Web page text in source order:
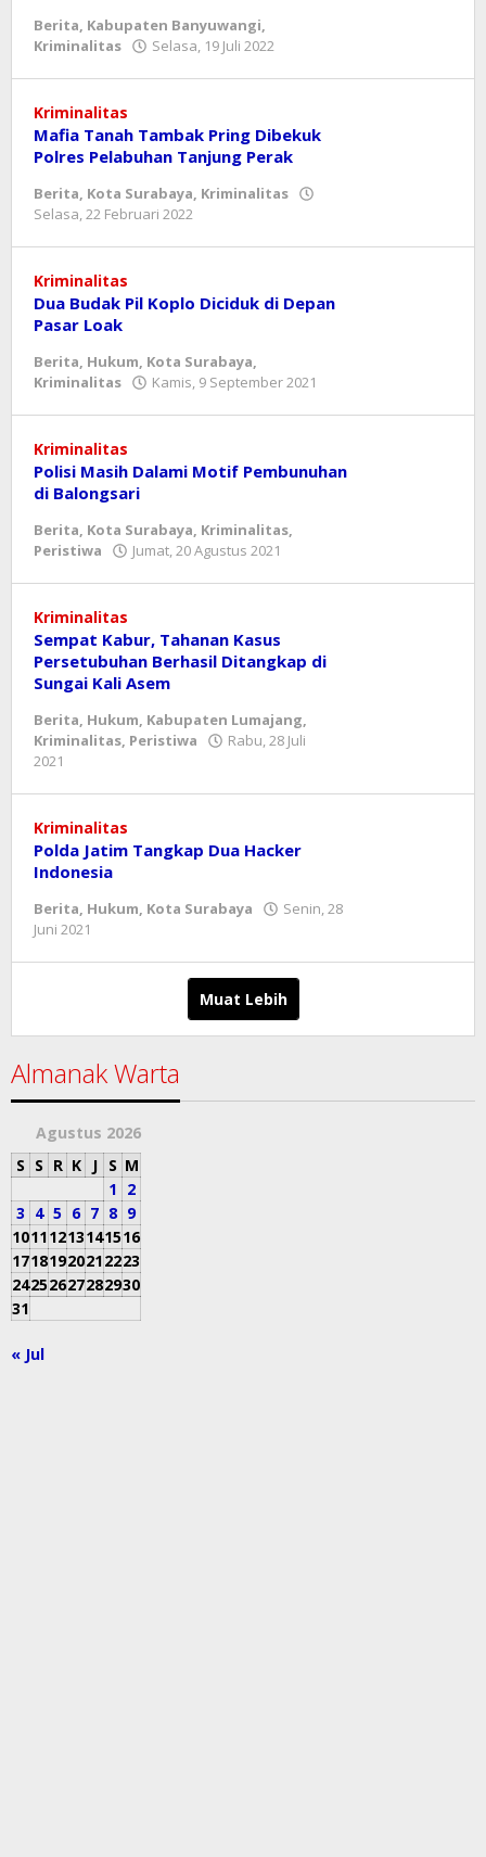
Berita, Kabupaten Banyuwangi,
Kriminalitas
Selasa, 19 Juli 2022
Kriminalitas
Mafia Tanah Tambak Pring Dibekuk
Polres Pelabuhan Tanjung Perak
Berita, Kota Surabaya, Kriminalitas
Selasa, 22 Februari 2022
Kriminalitas
Dua Budak Pil Koplo Diciduk di Depan
Pasar Loak
Berita, Hukum, Kota Surabaya,
Kriminalitas
Kamis, 9 September 2021
Kriminalitas
Polisi Masih Dalami Motif Pembunuhan
di Balongsari
Berita, Kota Surabaya, Kriminalitas,
Peristiwa
Jumat, 20 Agustus 2021
Kriminalitas
Sempat Kabur, Tahanan Kasus
Persetubuhan Berhasil Ditangkap di
Sungai Kali Asem
Berita, Hukum, Kabupaten Lumajang,
Kriminalitas, Peristiwa
Rabu, 28 Juli
2021
Kriminalitas
Polda Jatim Tangkap Dua Hacker
Indonesia
Berita, Hukum, Kota Surabaya
Senin, 28
Juni 2021
Muat Lebih
Almanak Warta
Agustus 2026
S S R K J S M
1 2
3 4 5 6 7 8 9
10111213141516
17181920212223
24252627282930
31
« Jul